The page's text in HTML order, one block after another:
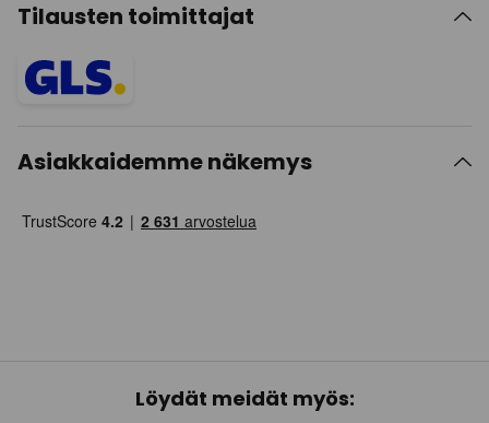
Tilausten toimittajat
Asiakkaidemme näkemys
Löydät meidät myös: